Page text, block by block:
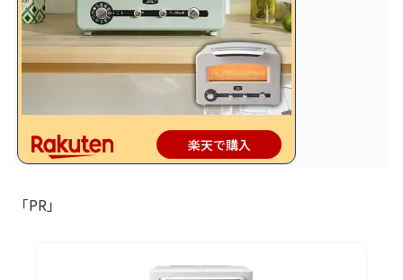
楽天で購入
「PR」